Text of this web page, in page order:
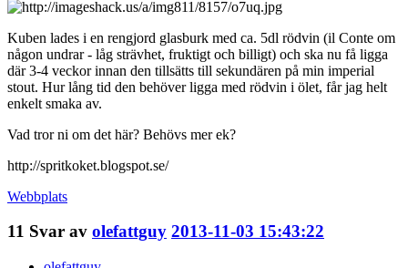
Kuben lades i en rengjord glasburk med ca. 5dl rödvin (il Conte om
någon undrar - låg strävhet, fruktigt och billigt) och ska nu få ligga
där 3-4 veckor innan den tillsätts till sekundären på min imperial
stout. Hur lång tid den behöver ligga med rödvin i ölet, får jag helt
enkelt smaka av.
Vad tror ni om det här? Behövs mer ek?
http://spritkoket.blogspot.se/
Webbplats
11 Svar av olefattguy 2013-11-03 15:43:22